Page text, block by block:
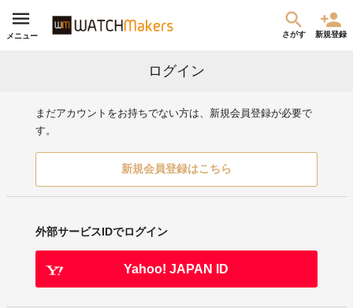
メニュー さがす 新規登録
ログイン
まだアカウントをお持ちでない方は、新規会員登録が必要で
す。
新規会員登録はこちら
外部サービスIDでログイン
Yahoo! JAPAN ID